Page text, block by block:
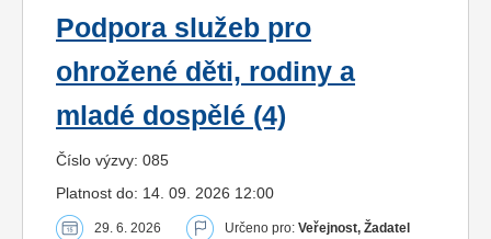
Podpora služeb pro
ohrožené děti, rodiny a
mladé dospělé (4)
Číslo výzvy: 085
Platnost do: 14. 09. 2026 12:00
29. 6. 2026 Určeno pro: Veřejnost, Žadatel